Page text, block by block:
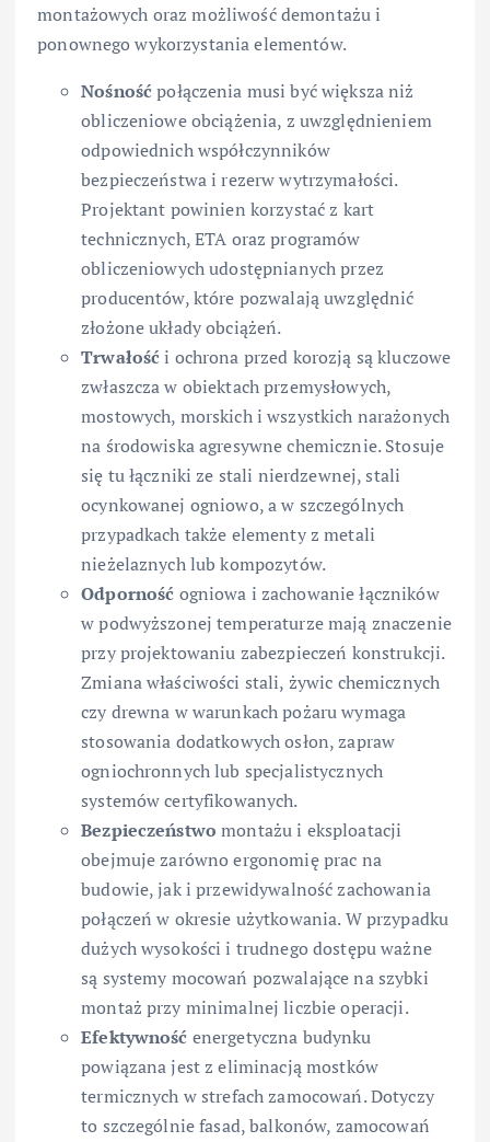
montażowych oraz możliwość demontażu i
ponownego wykorzystania elementów.
Nośność połączenia musi być większa niż
obliczeniowe obciążenia, z uwzględnieniem
odpowiednich współczynników
bezpieczeństwa i rezerw wytrzymałości.
Projektant powinien korzystać z kart
technicznych, ETA oraz programów
obliczeniowych udostępnianych przez
producentów, które pozwalają uwzględnić
złożone układy obciążeń.
Trwałość i ochrona przed korozją są kluczowe
zwłaszcza w obiektach przemysłowych,
mostowych, morskich i wszystkich narażonych
na środowiska agresywne chemicznie. Stosuje
się tu łączniki ze stali nierdzewnej, stali
ocynkowanej ogniowo, a w szczególnych
przypadkach także elementy z metali
nieżelaznych lub kompozytów.
Odporność ogniowa i zachowanie łączników
w podwyższonej temperaturze mają znaczenie
przy projektowaniu zabezpieczeń konstrukcji.
Zmiana właściwości stali, żywic chemicznych
czy drewna w warunkach pożaru wymaga
stosowania dodatkowych osłon, zapraw
ogniochronnych lub specjalistycznych
systemów certyfikowanych.
Bezpieczeństwo montażu i eksploatacji
obejmuje zarówno ergonomię prac na
budowie, jak i przewidywalność zachowania
połączeń w okresie użytkowania. W przypadku
dużych wysokości i trudnego dostępu ważne
są systemy mocowań pozwalające na szybki
montaż przy minimalnej liczbie operacji.
Efektywność energetyczna budynku
powiązana jest z eliminacją mostków
termicznych w strefach zamocowań. Dotyczy
to szczególnie fasad, balkonów, zamocowań